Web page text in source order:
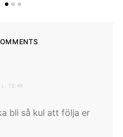
12:49
bli så kul att följa er